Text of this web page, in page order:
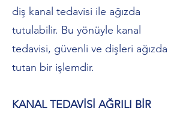
diş kanal tedavisi ile ağızda
tutulabilir. Bu yönüyle kanal
tedavisi, güvenli ve dişleri ağızda
tutan bir işlemdir.
KANAL TEDAVİSİ AĞRILI BİR